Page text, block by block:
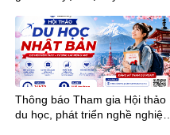
Thông báo Tham gia Hội thảo
du học, phát triển nghề nghiệp